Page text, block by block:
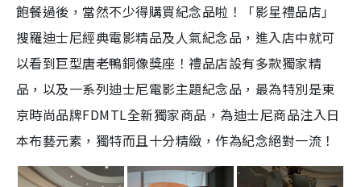
飽餐過後，當然不少得購買紀念品啦！「影星禮品店」
搜羅迪士尼經典電影精品及人氣紀念品，進入店中就可
以看到巨型唐老鴨銅像獎座！禮品店設有多款獨家精
品，以及一系列迪士尼電影主題紀念品，最為特別是東
京時尚品牌FDMTL全新獨家商品，為迪士尼商品注入日
本布藝元素，獨特而且十分精緻，作為紀念絕對一流！